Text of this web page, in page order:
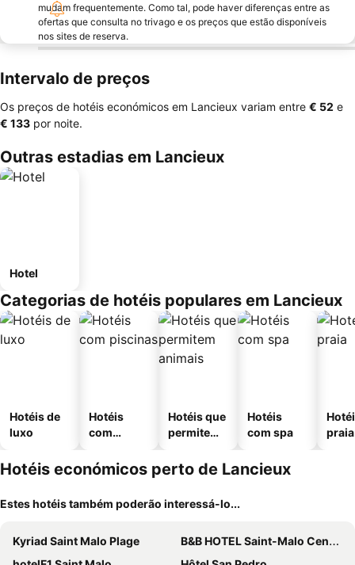
mudam frequentemente. Como tal, pode haver diferenças entre as
ofertas que consulta no trivago e os preços que estão disponíveis
nos sites de reserva.
Intervalo de preços
Os preços de hotéis económicos em Lancieux variam entre ‎€ 52 e
‎€ 133 por noite.
Outras estadias em Lancieux
Hotel
Categorias de hotéis populares em Lancieux
Hotéis de
luxo
Hotéis
com
Hotéis que
permitem
Hotéis
com spa
praia
Hotéis económicos perto de Lancieux
Estes hotéis também poderão interessá-lo...
Kyriad Saint Malo Plage
B&B HOTEL Saint-Malo Centre